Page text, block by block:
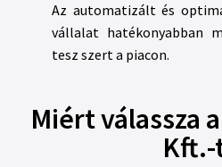
Az automatizált és
vállalat hatékonyabban
tesz szert a piacon.
Miért válassza
Kft.-